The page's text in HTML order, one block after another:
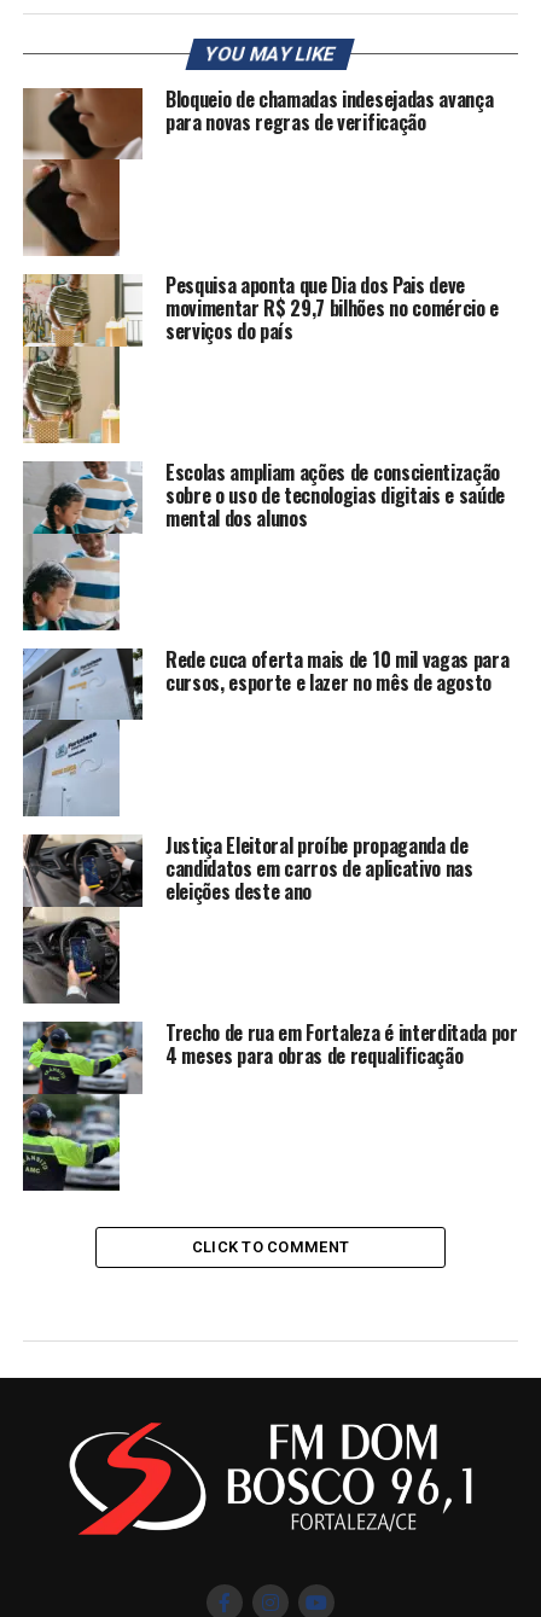
YOU MAY LIKE
Bloqueio de chamadas indesejadas avança
para novas regras de verificação
Pesquisa aponta que Dia dos Pais deve
movimentar R$ 29,7 bilhões no comércio e
serviços do país
Escolas ampliam ações de conscientização
sobre o uso de tecnologias digitais e saúde
mental dos alunos
Rede cuca oferta mais de 10 mil vagas para
cursos, esporte e lazer no mês de agosto
Justiça Eleitoral proíbe propaganda de
candidatos em carros de aplicativo nas
eleições deste ano
Trecho de rua em Fortaleza é interditada por
4 meses para obras de requalificação
CLICK TO COMMENT